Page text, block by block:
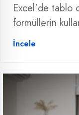
Excel'de tablo
formüllerin
İncele